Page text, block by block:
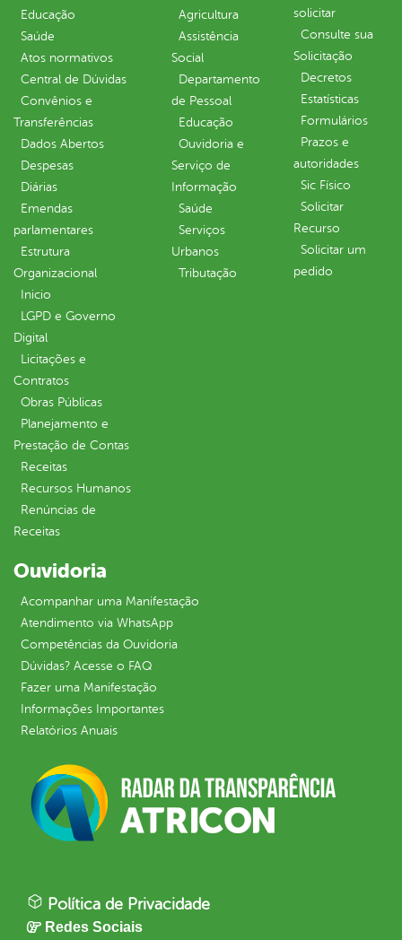
Educação
Saúde
Atos normativos
Central de Dúvidas
Convênios e
Transferências
Dados Abertos
Despesas
Diárias
Emendas
parlamentares
Estrutura
Organizacional
Inicio
LGPD e Governo
Digital
Licitações e
Contratos
Obras Públicas
Planejamento e
Prestação de Contas
Receitas
Recursos Humanos
Renúncias de
Receitas
Agricultura
Assistência
Social
Departamento
de Pessoal
Educação
Ouvidoria e
Serviço de
Informação
Saúde
Serviços
Urbanos
Tributação
solicitar
Consulte sua
Solicitação
Decretos
Estatísticas
Formulários
Prazos e
autoridades
Sic Físico
Solicitar
Recurso
Solicitar um
pedido
Ouvidoria
Acompanhar uma Manifestação
Atendimento via WhatsApp
Competências da Ouvidoria
Dúvidas? Acesse o FAQ
Fazer uma Manifestação
Informações Importantes
Relatórios Anuais
Política de Privacidade
Redes Sociais